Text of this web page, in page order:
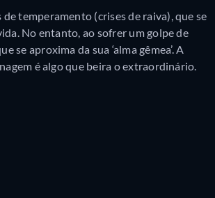
temperamento (crises de raiva), que se
No entanto, ao sofrer um golpe de
aproxima da sua ‘alma gêmea’. A
é algo que beira o extraordinário.